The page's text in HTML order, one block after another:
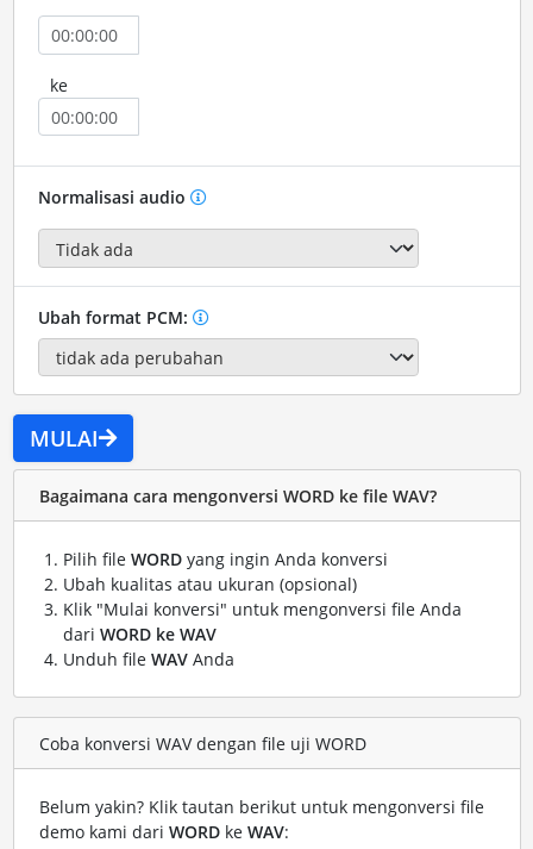
ke
Normalisasi audio
Ubah format PCM:
MULAI
Bagaimana cara mengonversi WORD ke file WAV?
Pilih file WORDyang ingin Anda konversi
Ubah kualitas atau ukuran (opsional)
Klik "Mulai konversi" untuk mengonversi file Anda
dari WORD ke WAV
Unduh file WAVAnda
Coba konversi WAV dengan file uji WORD
Belum yakin? Klik tautan berikut untuk mengonversi file
demo kami dari WORDke WAV: